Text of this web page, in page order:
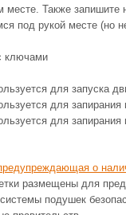
месте. Также запишите
под рукой месте (но
ключами
для запуска
для запирания
для
о
размещены для
подушек